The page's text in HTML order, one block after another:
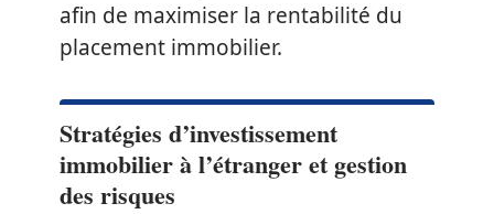
afin de maximiser la rentabilité du
placement immobilier.
Stratégies d’investissement
immobilier à l’étranger et gestion
des risques